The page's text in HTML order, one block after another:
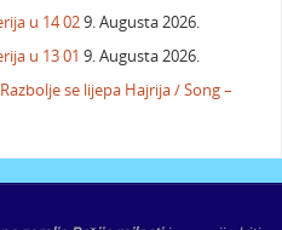
u 14 029. Augusta 2026.
u 13 01 9. Augusta 2026.
se lijepa Hajrija / Song –